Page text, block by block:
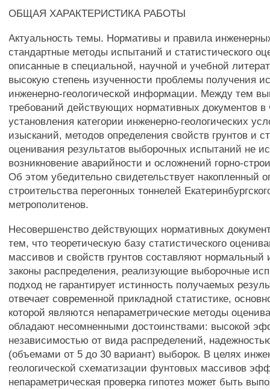
ОБЩАЯ ХАРАКТЕРИСТИКА РАБОТЫ
Актуальность темы. Нормативы и правила
стандартные методы испытаний и статистического
описанные в специальной, научной и учебной
высокую степень изученности проблемы получения
инженерно-геологической информации. Между тем
требований действующих нормативных документов в
установления категории инженерно-геологических
изысканий, методов определения свойств грунтов и
оценивания результатов выборочных испытаний не
возникновение аварийности и осложнений горно-
Об этом убедительно свидетельствует накопленный
строительства перегонных тоннелей
метрополитенов.
Несовершенство действующих нормативных
тем, что теоретическую базу статистического
массивов и свойств грунтов составляют нормальный
законы распределения, реализующие выборочные
подход не гарантирует истинность получаемых
отвечает современной прикладной статистике,
которой являются непараметрические методы
обладают несомненными достоинствами: высокой
независимостью от вида распределений,
(объемами от 5 до 30 вариант) выборок. В целях
геологической схематизации фунтовых массивов
непараметрическая проверка гипотез может быть